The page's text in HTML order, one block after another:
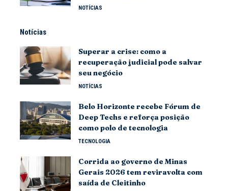
NOTÍCIAS
Notícias
Superar a crise: como a
recuperação judicial pode salvar
seu negócio
NOTÍCIAS
Belo Horizonte recebe Fórum de
Deep Techs e reforça posição
como polo de tecnologia
TECNOLOGIA
Corrida ao governo de Minas
Gerais 2026 tem reviravolta com
saída de Cleitinho